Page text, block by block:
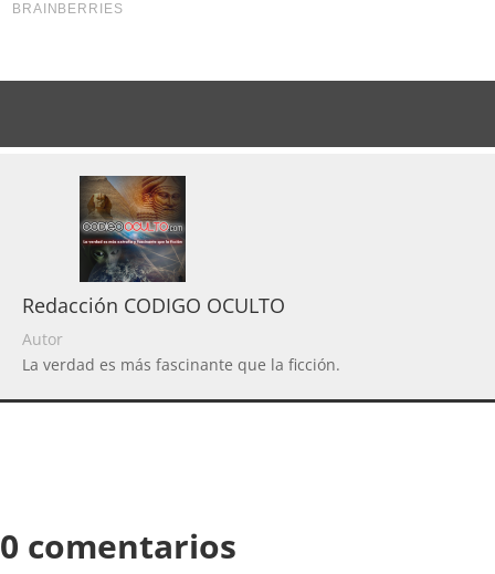
Redacción CODIGO OCULTO
Autor
La verdad es más fascinante que la ficción.
0 comentarios